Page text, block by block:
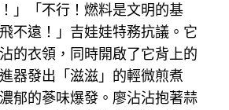
」「不行！燃料是文明的基
不遠！」吉娃娃特務抗議。它
的衣領，同時開啟了它背上的
器發出「滋滋」的輕微煎煮
郁的蔘味爆發。廖沾沾抱著蒜